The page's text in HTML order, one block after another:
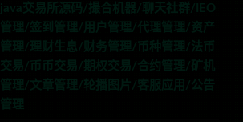
java交易所源码/撮合机器/聊天社群/IEO
管理/签到管理/用户管理/代理管理/资产
管理/理财生息/财务管理/币种管理/法币
交易/币币交易/期权交易/合约管理/矿机
管理/文章管理/轮播图片/客服应用/公告
管理